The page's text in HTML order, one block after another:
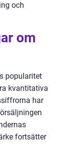
och
om
popularitet
kvantitativa
har
fortsätter